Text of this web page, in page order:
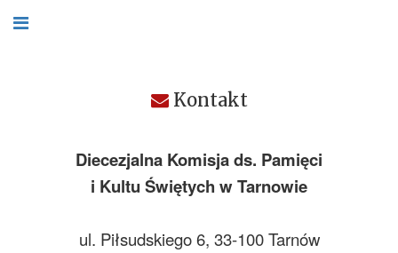
Kontakt
Diecezjalna Komisja ds. Pamięci
i Kultu Świętych w Tarnowie
ul. Piłsudskiego 6, 33-100 Tarnów